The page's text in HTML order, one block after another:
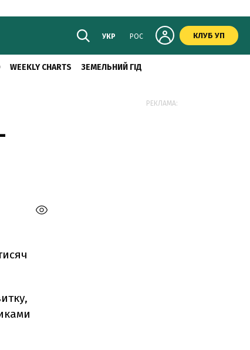
УКР РОС КЛУБ УП
WEEKLY CHARTS ЗЕМЕЛЬНИЙ ГІД
РЕКЛАМА: